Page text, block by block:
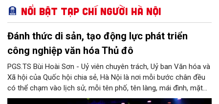
Nổi bật Tạp chí Người Hà Nội
Đánh thức di sản, tạo động lực phát triển
công nghiệp văn hóa Thủ đô
PGS.TS Bùi Hoài Sơn - Uỷ viên chuyên trách, Uỷ ban Văn hóa và
Xã hội của Quốc hội chia sẻ, Hà Nội là nơi mỗi bước chân đều
có thể chạm vào lịch sử, mỗi tên phố, tên làng, mái đình, mặt
hồ, nếp nhà, câu hát, món ăn, làn điệu, nghề thủ công đều có